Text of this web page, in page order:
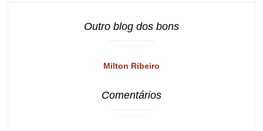
Outro blog dos bons
Milton Ribeiro
Comentários